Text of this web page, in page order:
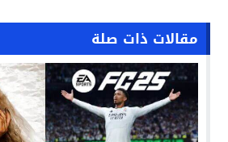
مقالات ذات صلة